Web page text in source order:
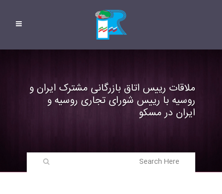
ملاقات‌ رییس اتاق بازرگانی مشترک ایران و
روسیه با رییس شورای تجاری روسیه و
ایران در مسکو